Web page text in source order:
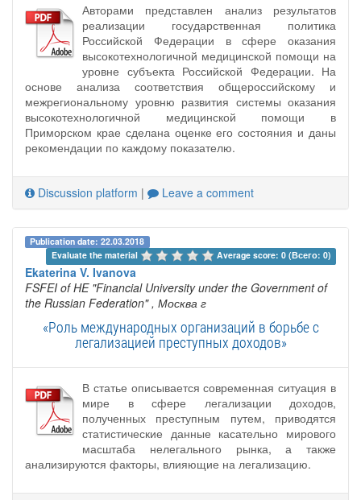
Авторами представлен анализ результатов
реализации государственная политика
Российской Федерации в сфере оказания
высокотехнологичной медицинской помощи на
уровне субъекта Российской Федерации. На
основе анализа соответствия общероссийскому и
межрегиональному уровню развития системы оказания
высокотехнологичной медицинской помощи в
Приморском крае сделана оценке его состояния и даны
рекомендации по каждому показателю.
Discussion platform | Leave a comment
Publication date: 22.03.2018
Evaluate the material
Average score: 0 (Всего: 0)
Ekaterina V. Ivanova
FSFEI of HE "Financial University under the Government of
the Russian Federation" , Москва г
«Роль международных организаций в борьбе с
легализацией преступных доходов»
В статье описывается современная ситуация в
мире в сфере легализации доходов,
полученных преступным путем, приводятся
статистические данные касательно мирового
масштаба нелегального рынка, а также
анализируются факторы, влияющие на легализацию.